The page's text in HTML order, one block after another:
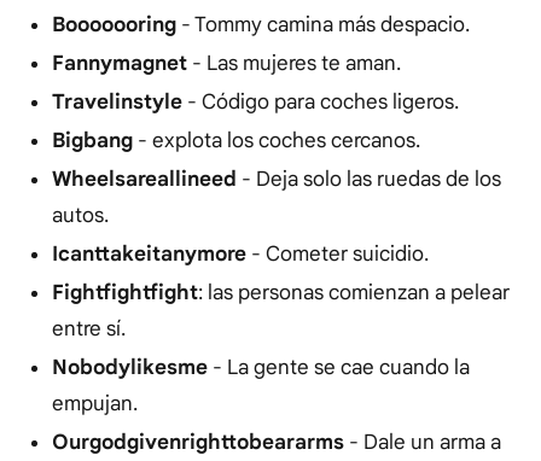
Booooooring - Tommy camina más despacio.
Fannymagnet - Las mujeres te aman.
Travelinstyle - Código para coches ligeros.
Bigbang- explota los coches cercanos.
Wheelsareallineed - Deja solo las ruedas de los
autos.
Icanttakeitanymore - Cometer suicidio.
Fightfightfight: las personas comienzan a pelear
entre sí.
Nobodylikesme - La gente se cae cuando la
empujan.
Ourgodgivenrighttobeararms - Dale un arma a